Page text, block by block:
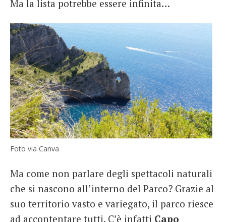
Ma la lista potrebbe essere infinita…
Foto via Canva
Ma come non parlare degli spettacoli naturali
che si nascono all’interno del Parco? Grazie al
suo territorio vasto e variegato, il parco riesce
ad accontentare tutti. C’è infatti Capo